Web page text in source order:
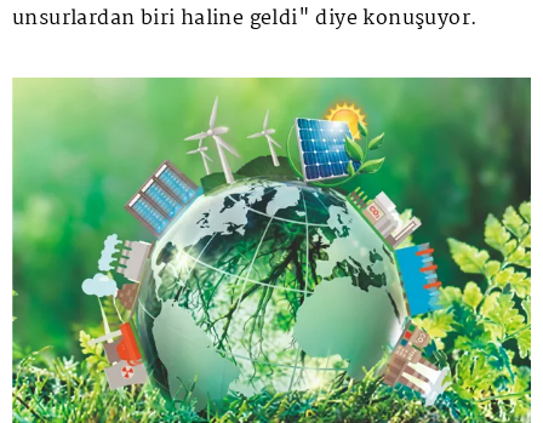
unsurlardan biri haline geldi" diye konuşuyor.